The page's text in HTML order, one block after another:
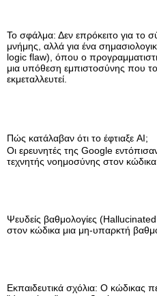
Το σφάλμα: Δεν επρόκειτο για το
μνήμης, αλλά για ένα
logic flaw), όπου ο
μια υπόθεση εμπιστοσύνης που
εκμεταλλευτεί.
Πώς κατάλαβαν ότι το έφτιαξε AI;
Οι ερευνητές της Google
τεχνητής νοημοσύνης στον
Ψευδείς βαθμολογίες
στον κώδικα μια μη-υπαρκτή
Εκπαιδευτικά σχόλια: Ο κώδικας